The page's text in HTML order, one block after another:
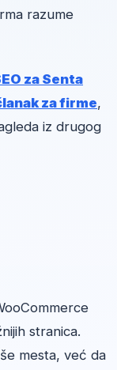
razume
za Senta
za firme,
iz drugog
stranica.
mesta, već da